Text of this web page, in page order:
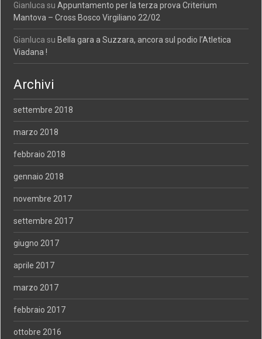
Gianluca suAppuntamento per la terza prova Criterium
Mantova – Cross Bosco Virgiliano 22/02
Gianluca su Bella gara a Suzzara, ancora sul podio l’Atletica
Viadana !
Archivi
settembre 2018
marzo 2018
febbraio 2018
gennaio 2018
novembre 2017
settembre 2017
giugno 2017
aprile 2017
marzo 2017
febbraio 2017
ottobre 2016